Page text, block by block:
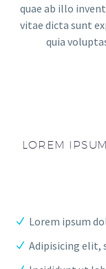
quae ab illo
vitae dicta sunt
quia
LOREM
Lorem ipsum
Adipisicing elit,